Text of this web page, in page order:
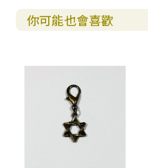
你可能也會喜歡